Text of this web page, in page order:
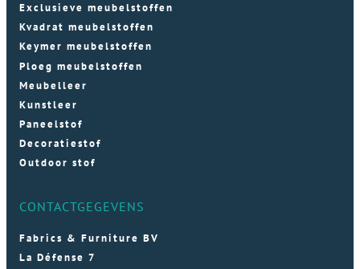
Exclusieve meubelstoffen
Kvadrat meubelstoffen
Keymer meubelstoffen
Ploeg meubelstoffen
Meubelleer
Kunstleer
Paneelstof
Decoratiestof
Outdoor stof
CONTACTGEGEVENS
Fabrics & Furniture BV
La Défense 7